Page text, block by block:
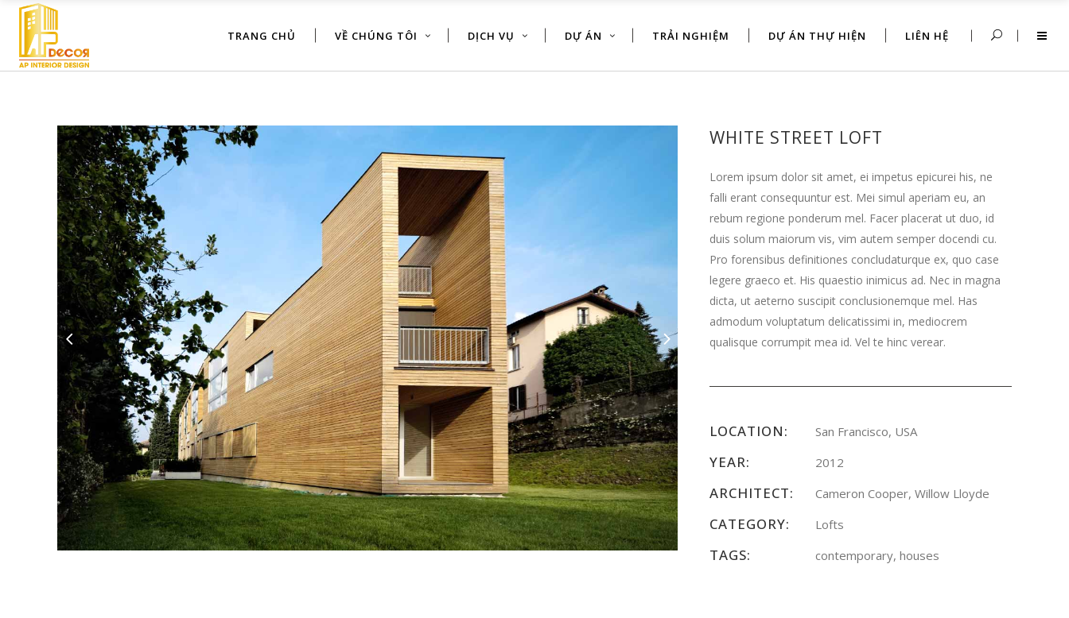
TRANG CHỦ VỀ CHÚNG TÔI DỊCH VỤ DỰ ÁN TRẢI NGHIỆM DỰ ÁN THỰ HIỆN LIÊN HỆ
WHITE STREET LOFT
Lorem ipsum dolor sit amet, ei impetus epicurei his, ne
falli erant consequuntur est. Mei simul aperiam eu, an
rebum regione ponderum mel. Facer placerat ut duo, id
duis solum maiorum vis, vim autem semper docendi cu.
Pro forensibus definitiones concludaturque ex, quo case
legere graeco et. His quaestio inimicus ad. Nec in magna
dicta, ut aeterno suscipit conclusionemque mel. Has
admodum voluptatum delicatissimi in, mediocrem
qualisque corrumpit mea id. Vel te hinc verear.
LOCATION: San Francisco, USA
YEAR: 2012
ARCHITECT: Cameron Cooper, Willow Lloyde
CATEGORY: Lofts
TAGS: contemporary, houses